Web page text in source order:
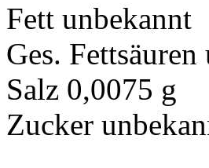
Fett unbekannt
Ges. Fettsäuren
Salz 0,0075 g
Zucker